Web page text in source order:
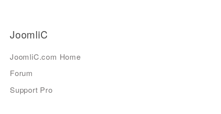
JoomliC
JoomliC.com Home
Forum
Support Pro